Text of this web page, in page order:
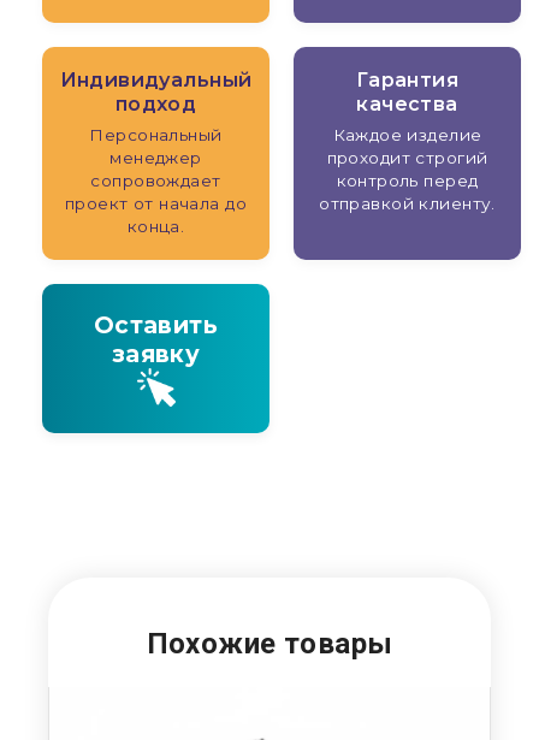
Индивидуальный
подход
Персональный
менеджер
сопровождает
проект от начала до
конца.
Гарантия
качества
Каждое изделие
проходит строгий
контроль перед
отправкой клиенту.
Оставить
заявку
Похожие товары